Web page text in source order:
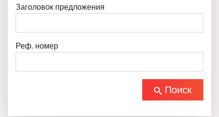
Заголовок предложения
Реф. номер
Поиск